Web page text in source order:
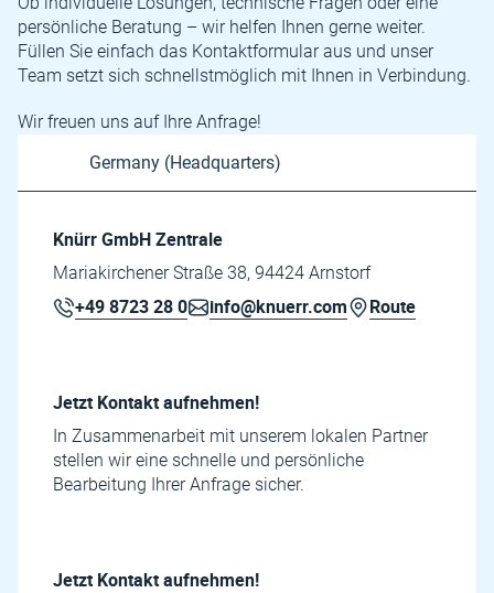
persönliche Beratung – wir helfen Ihnen gerne weiter.
Füllen Sie einfach das Kontaktformular aus und unser
Team setzt sich schnellstmöglich mit Ihnen in Verbindung.
Wir freuen uns auf Ihre Anfrage!
Knürr GmbH Zentrale
Mariakirchener Straße 38, 94424 Arnstorf
+49 8723 28 0 info@knuerr.com Route
Jetzt Kontakt aufnehmen!
In Zusammenarbeit mit unserem lokalen Partner
stellen wir eine schnelle und persönliche
Bearbeitung Ihrer Anfrage sicher.
Jetzt Kontakt aufnehmen!